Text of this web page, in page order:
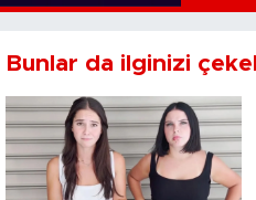
Bunlar da ilginizi